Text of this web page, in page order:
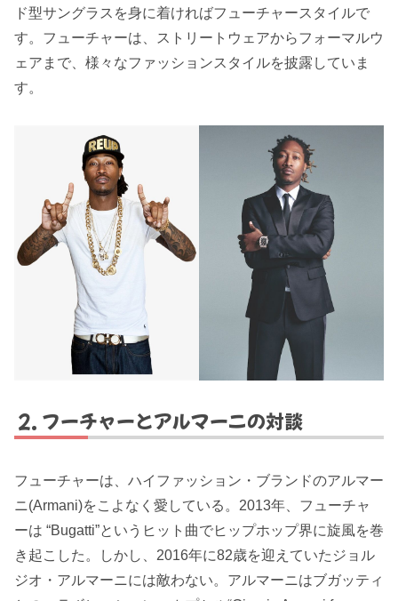
ド型サングラスを身に着ければフューチャースタイルで
す。フューチャーは、ストリートウェアからフォーマルウ
ェアまで、様々なファッションスタイルを披露していま
す。
フーチャーとアルマーニの対談
フューチャーは、ハイファッション・ブランドのアルマー
ニ(Armani)をこよなく愛している。2013年、フューチャ
ーは “Bugatti”というヒット曲でヒップホップ界に旋風を巻
き起こした。しかし、2016年に82歳を迎えていたジョル
ジオ・アルマーニには敵わない。アルマーニはブガッティ